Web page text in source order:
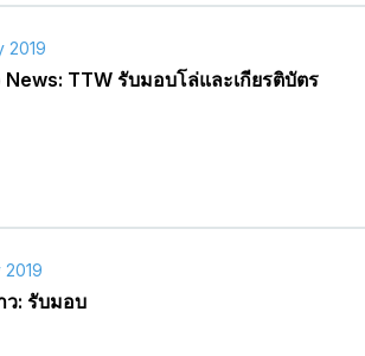
2019
News: TTW รับมอบโล่และเกียรติบัตร
2019
: รับมอบ